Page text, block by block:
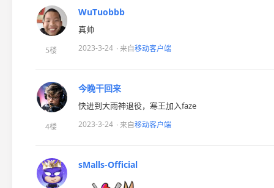
5楼
WuTuobbb
真帅
2023-3-24 · 来自移动客户端
4楼
今晚干回来
快进到大雨神退役，寒王加入faze
2023-3-24 · 来自移动客户端
sMalls-Official